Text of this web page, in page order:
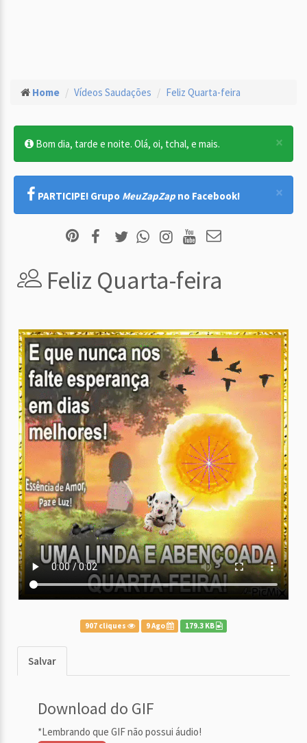
Home Vídeos Saudações Feliz Quarta-feira
×
Bom dia, tarde e noite. Olá, oi, tchal, e mais.
×
PARTICIPE! Grupo MeuZapZap no Facebook!
Feliz Quarta-feira
907 cliques 9 Ago 179.3 KB
Salvar
Download do GIF
*Lembrando que GIF não possui áudio!